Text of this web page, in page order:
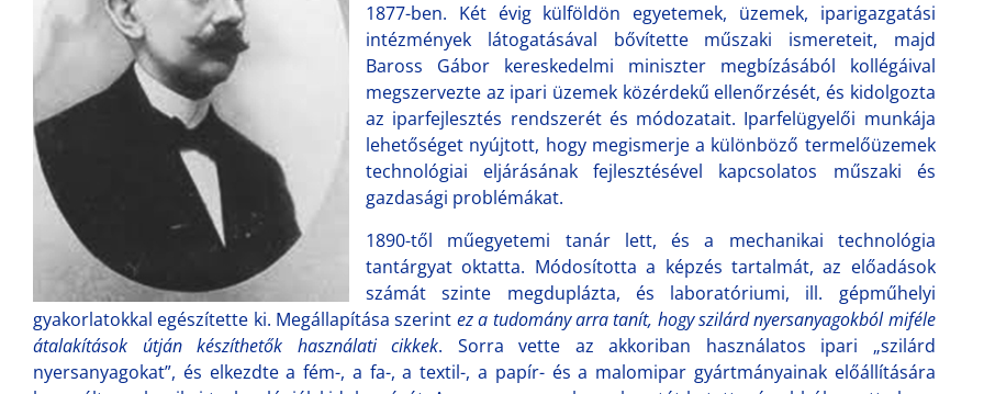
1877-ben. Két évig külföldön egyetemek, üzemek, iparigazgatási
intézmények látogatásával bővítette műszaki ismereteit, majd
Baross Gábor kereskedelmi miniszter megbízásából kollégáival
megszervezte az ipari üzemek közérdekű ellenőrzését, és kidolgozta
az iparfejlesztés rendszerét és módozatait. Iparfelügyelői munkája
lehetőséget nyújtott, hogy megismerje a különböző termelőüzemek
technológiai eljárásának fejlesztésével kapcsolatos műszaki és
gazdasági problémákat.
1890-től műegyetemi tanár lett, és a mechanikai technológia
tantárgyat oktatta. Módosította a képzés tartalmát, az előadások
számát szinte megduplázta, és laboratóriumi, ill. gépműhelyi
gyakorlatokkal egészítette ki. Megállapítása szerint ez a tudomány arra tanít, hogy szilárd nyersanyagokból miféle
átalakítások útján készíthetők használati cikkek. Sorra vette az akkoriban használatos ipari „szilárd
nyersanyagokat”, és elkezdte a fém-, a fa-, a textil-, a papír- és a malomipar gyártmányainak előállítására